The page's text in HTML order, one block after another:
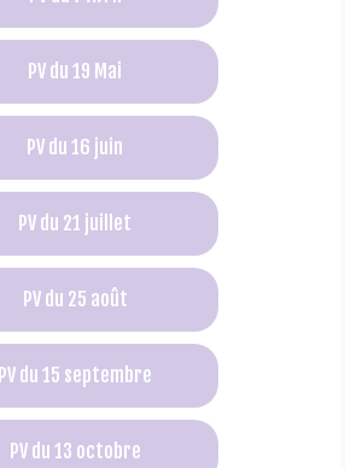
PV du 19 Mai
PV du 16 juin
PV du 21 juillet
PV du 25 août
PV du 15 septembre
PV du 13 octobre